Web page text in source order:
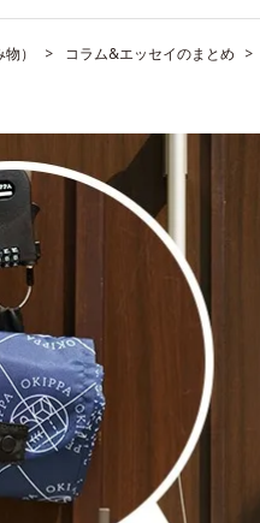
） コラム&エッセイのまとめ